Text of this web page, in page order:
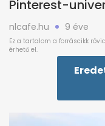
Pinterest-
nlcafe.hu 9 éve